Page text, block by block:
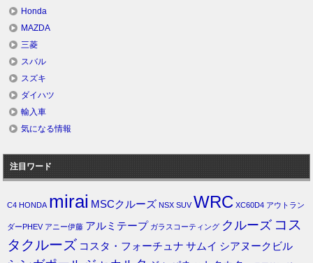
Honda
MAZDA
三菱
スバル
スズキ
ダイハツ
輸入車
気になる情報
注目ワード
C4 HONDA mirai MSCクルーズ NSX SUV WRC XC60D4 アウトラン
ダーPHEV アニー伊藤 アルミテープ ガラスコーティング クルーズ コス
タクルーズ コスタ・フォーチュナ サムイ シアヌークビル